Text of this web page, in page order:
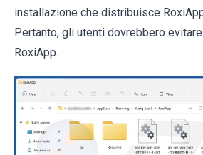
installazione che distribuisce
Pertanto, gli utenti dovrebbero
RoxiApp.